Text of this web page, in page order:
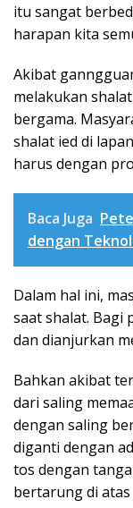
itu sangat
harapan kita
Akibat
melakukan
bergama.
shalat ied di
harus dengan
Baca Juga
dengan
Dalam hal ini,
saat shalat. Bagi
dan dianjurkan
Bahkan akibat
dari saling
dengan saling
diganti dengan
tos dengan
bertarung di